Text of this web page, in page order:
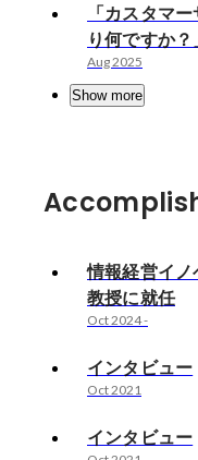
「カスタマ
り何ですか？
Aug 2025
Show more
情報経営イ
教授に就任
Oct 2024-
インタビュー
Oct 2021
インタビュー